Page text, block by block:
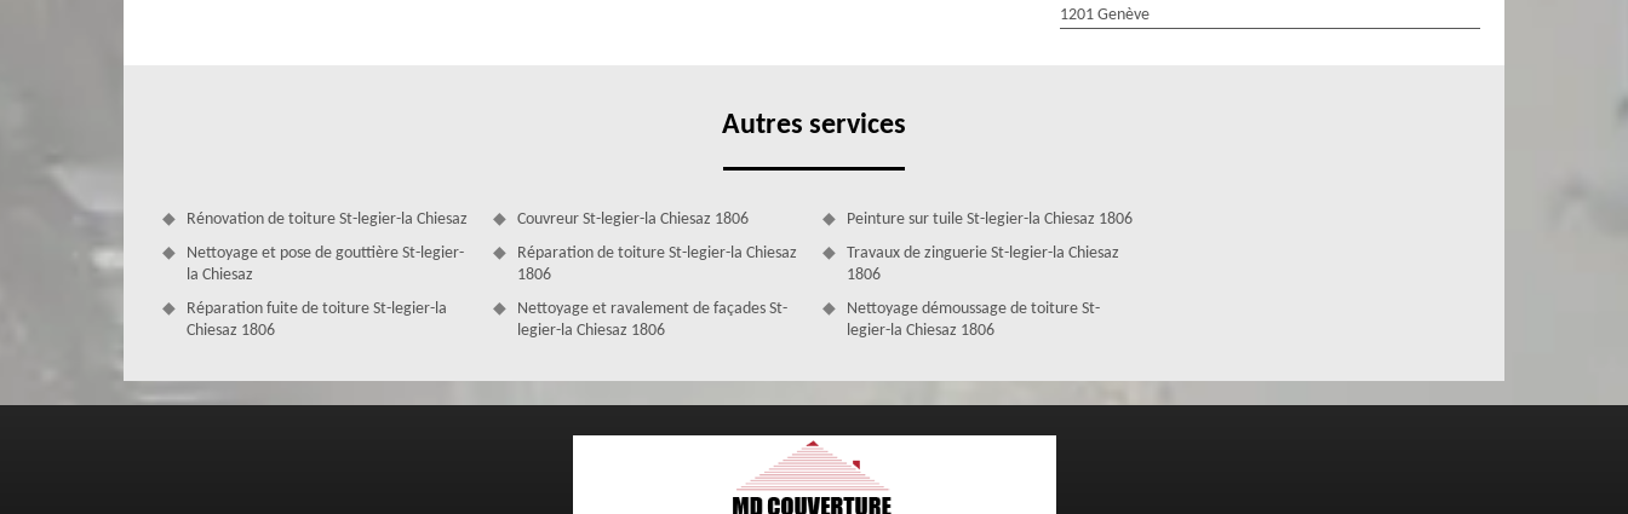
Couvreur réparation de velux 1806 avec MD Couverture Zingueur
de réparation de velux. Pensez donc à nous contacter si vous êtes à la recherche d’un couvreur réparation de velux à St-legier-la
Chiesaz. Nous détenons le savoir-faire nécessaire pour entreprendre ce genre de travaux. De par nos interventions, vous aurez
des fenêtres de toit qui vous préserveront efficacement des intempéries. Nous nous engageons à fournir des prestations de
1201 Genève
Autres services
Rénovation de toiture St-legier-la Chiesaz
Nettoyage et pose de gouttière St-legier-
la Chiesaz
Réparation fuite de toiture St-legier-la
Chiesaz 1806
Couvreur St-legier-la Chiesaz 1806
Réparation de toiture St-legier-la Chiesaz
1806
Nettoyage et ravalement de façades St-
legier-la Chiesaz 1806
Peinture sur tuile St-legier-la Chiesaz 1806
Travaux de zinguerie St-legier-la Chiesaz
1806
Nettoyage démoussage de toiture St-
legier-la Chiesaz 1806